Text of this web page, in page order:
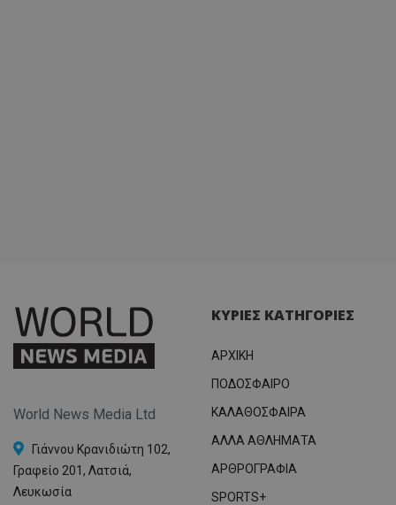
World News Media Ltd
Γιάννου Κρανιδιώτη 102,
Γραφείο 201, Λατσιά,
Λευκωσία
ΚΥΡΙΕΣ ΚΑΤΗΓΟΡΙΕΣ
ΑΡΧΙΚΗ
ΠΟΔΟΣΦΑΙΡΟ
ΚΑΛΑΘΟΣΦΑΙΡΑ
ΑΛΛΑ ΑΘΛΗΜΑΤΑ
ΑΡΘΡΟΓΡΑΦΙΑ
SPORTS+